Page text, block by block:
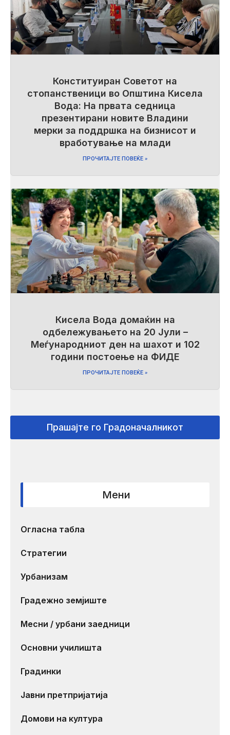
Конституиран Советот на
стопанственици во Општина Кисела
Вода: На првата седница
презентирани новите Владини
мерки за поддршка на бизнисот и
вработување на млади
ПРОЧИТАЈТЕ ПОВЕЌЕ »
Кисела Вода домаќин на
одбележувањето на 20 Јули –
Меѓународниот ден на шахот и 102
години постоење на ФИДЕ
ПРОЧИТАЈТЕ ПОВЕЌЕ »
Прашајте го Градоначалникот
Мени
Огласна табла
Стратегии
Урбанизам
Градежно земјиште
Месни / урбани заедници
Основни училишта
Градинки
Јавни претпријатија
Домови на култура